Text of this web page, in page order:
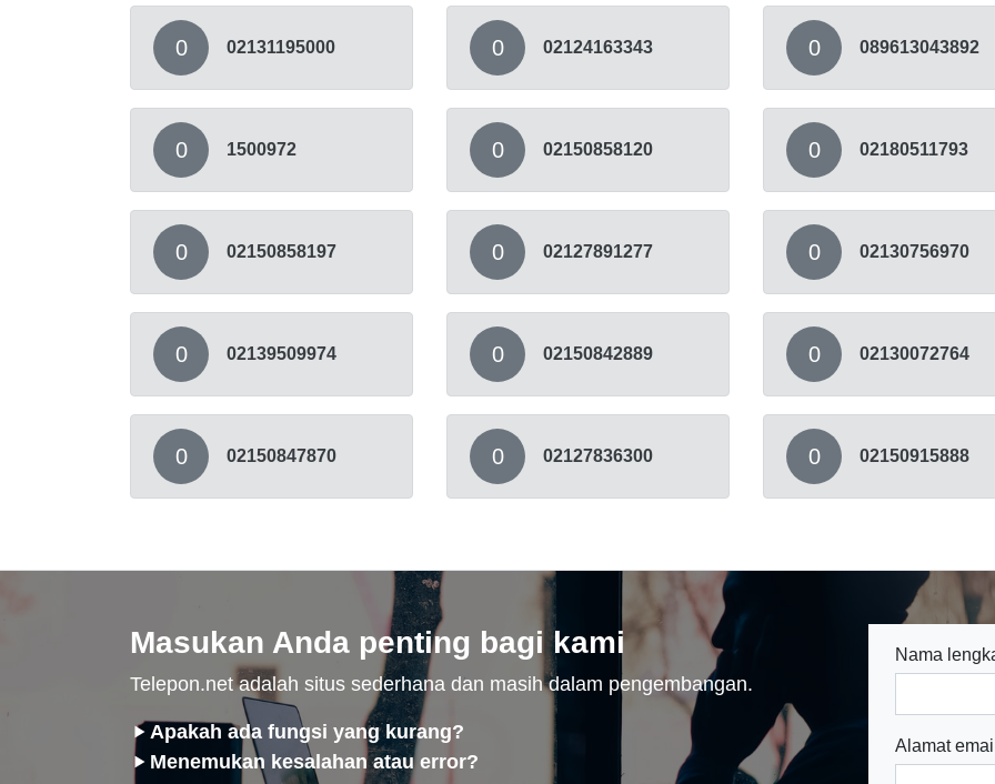
0 02131195000 0 02124163343 0 089613043892
0 1500972 0 02150858120 0 02180511793
0 02150858197 0 02127891277 0 02130756970
0 02139509974 0 02150842889 0 02130072764
0 02150847870 0 02127836300 0 02150915888
Masukan Anda penting bagi kami
Telepon.net adalah situs sederhana dan masih dalam pengembangan.
Apakah ada fungsi yang kurang?
Menemukan kesalahan atau error?
Nama
Alamat